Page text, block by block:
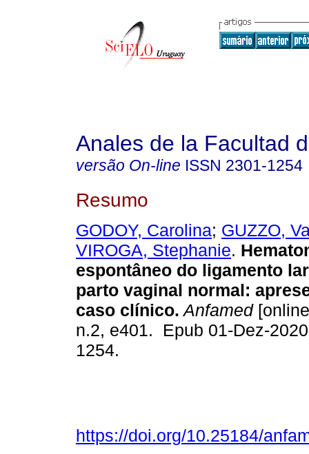
Anales de la Facultad
versão On-line ISSN 2301-1254
Resumo
GODOY, Carolina; GUZZO,
VIROGA, Stephanie.
espontâneo do ligamento
parto vaginal normal:
caso clínico. Anfamed
n.2, e401. Epub 01-Dez-
1254.
https://doi.org/10.25184/